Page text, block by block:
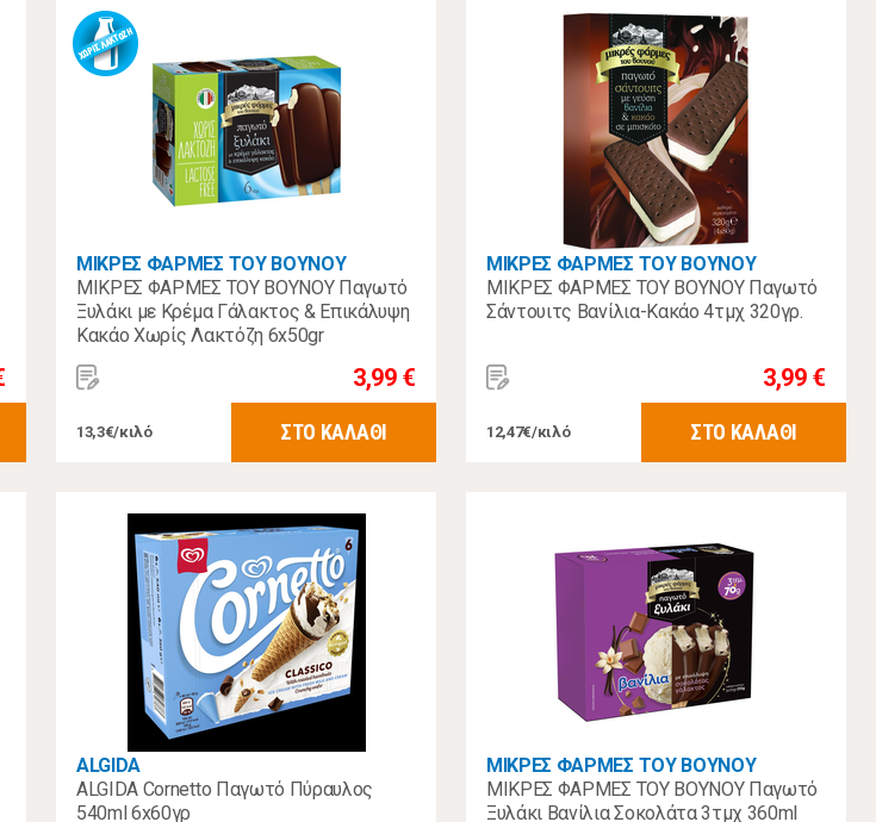
ΜΙΚΡΕΣ ΦΑΡΜΕΣ ΤΟΥ ΒΟΥΝΟΥ
ΜΙΚΡΕΣ ΦΑΡΜΕΣ ΤΟΥ ΒΟΥΝΟΥ Παγωτό
Ξυλάκι με Κρέμα Γάλακτος & Επικάλυψη
Κακάο Χωρίς Λακτόζη 6x50gr
3,99 €
13,3€/κιλό ΣΤΟ ΚΑΛΑΘΙ
ΜΙΚΡΕΣ ΦΑΡΜΕΣ ΤΟΥ ΒΟΥΝΟΥ
ΜΙΚΡΕΣ ΦΑΡΜΕΣ ΤΟΥ ΒΟΥΝΟΥ Παγωτό
Σάντουιτς Βανίλια-Κακάο 4τμχ 320γρ.
3,99 €
12,47€/κιλό ΣΤΟ ΚΑΛΑΘΙ
ALGIDA
ALGIDA Cornetto Παγωτό Πύραυλος
540ml 6x60γρ
ΜΙΚΡΕΣ ΦΑΡΜΕΣ ΤΟΥ ΒΟΥΝΟΥ
ΜΙΚΡΕΣ ΦΑΡΜΕΣ ΤΟΥ ΒΟΥΝΟΥ Παγωτό
Ξυλάκι Βανίλια Σοκολάτα 3τμχ 360ml